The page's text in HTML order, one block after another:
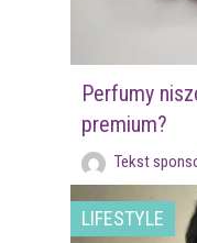
Perfumy
premium?
Tekst
LIFESTYLE